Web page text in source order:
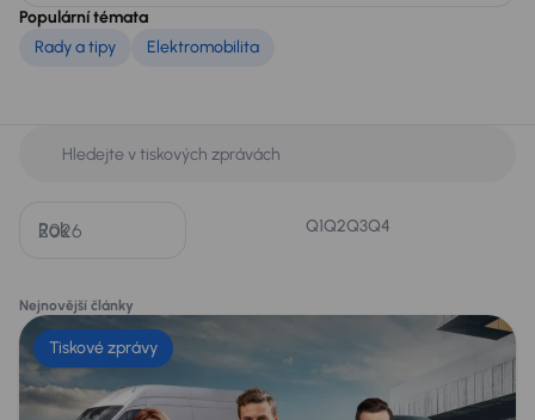
Populární témata
Rady a tipy
Elektromobilita
Rok Q1Q2Q3Q4
Nejnovější články
Tiskové zprávy